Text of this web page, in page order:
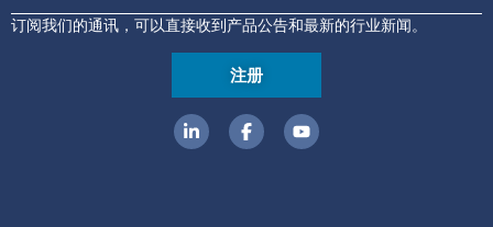
订阅我们的通讯，可以直接收到产品公告和最新的行业新闻。
注册